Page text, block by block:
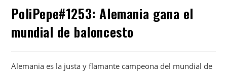
PoliPepe#1253: Alemania gana el
mundial de baloncesto
Alemania es la justa y flamante campeona del mundial de